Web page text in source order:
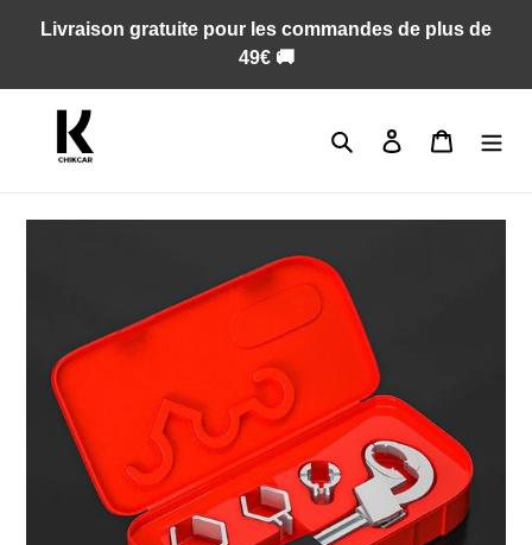
Livraison gratuite pour les commandes de plus de
49€ 🚚
RechercherSe connecter
Panier